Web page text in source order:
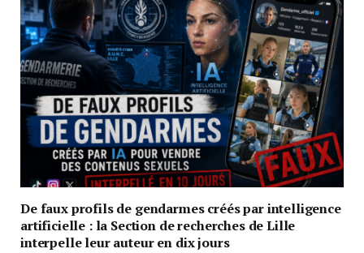
De faux profils de gendarmes créés par intelligence
artificielle : la Section de recherches de Lille
interpelle leur auteur en dix jours